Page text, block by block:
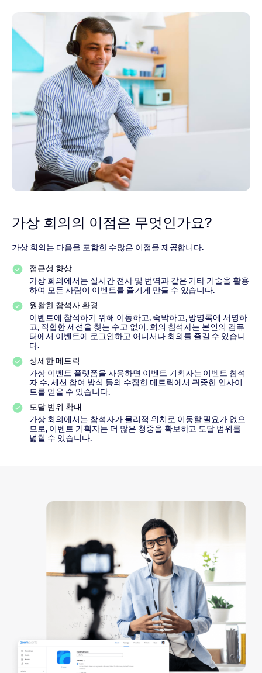
가상 회의의 이점은 무엇인가요?
가상 회의는 다음을 포함한 수많은 이점을 제공합니다.
접근성 향상
가상 회의에서는 실시간 전사 및 번역과 같은 기타 기술을 활용
하여 모든 사람이 이벤트를 즐기게 만들 수 있습니다.
원활한 참석자 환경
이벤트에 참석하기 위해 이동하고, 숙박하고, 방명록에 서명하
고, 적합한 세션을 찾는 수고 없이, 회의 참석자는 본인의 컴퓨
터에서 이벤트에 로그인하고 어디서나 회의를 즐길 수 있습니
다.
상세한 메트릭
가상 이벤트 플랫폼을 사용하면 이벤트 기획자는 이벤트 참석
자 수, 세션 참여 방식 등의 수집한 메트릭에서 귀중한 인사이
트를 얻을 수 있습니다.
도달 범위 확대
가상 회의에서는 참석자가 물리적 위치로 이동할 필요가 없으
므로, 이벤트 기획자는 더 많은 청중을 확보하고 도달 범위를
넓힐 수 있습니다.